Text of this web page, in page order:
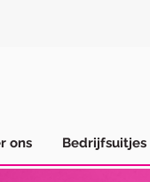
ons Bedrijfsuitjes